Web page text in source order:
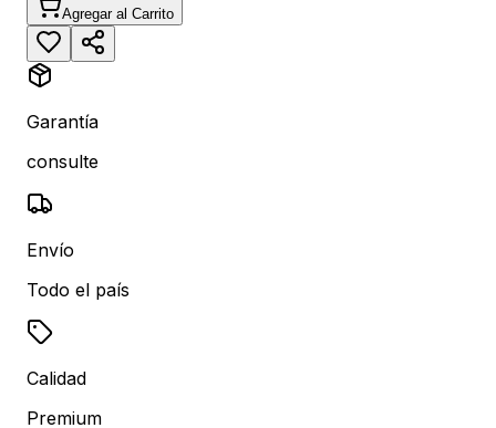
Agregar al Carrito
Garantía
consulte
Envío
Todo el país
Calidad
Premium